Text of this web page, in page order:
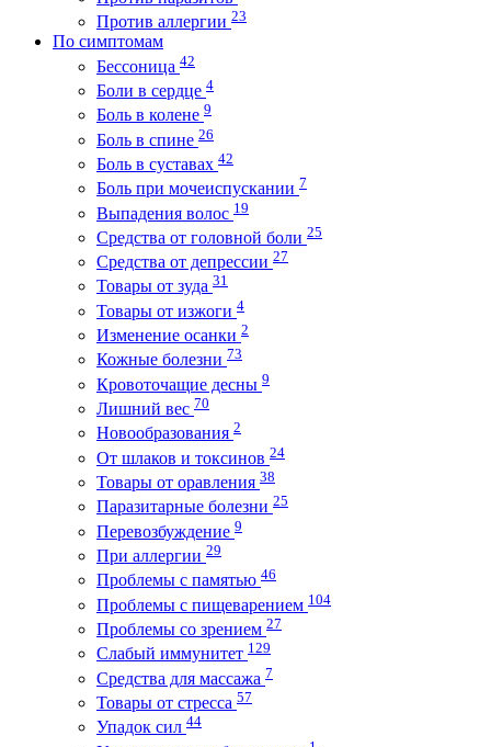
Против аллергии 23
По симптомам
Бессоница 42
Боли в сердце 4
Боль в колене 9
Боль в спине 26
Боль в суставах 42
Боль при мочеиспускании 7
Выпадения волос 19
Средства от головной боли 25
Средства от депрессии 27
Товары от зуда 31
Товары от изжоги 4
Изменение осанки 2
Кожные болезни 73
Кровоточащие десны 9
Лишний вес 70
Новообразования 2
От шлаков и токсинов 24
Товары от оравления 38
Паразитарные болезни 25
Перевозбуждение 9
При аллергии 29
Проблемы с памятью 46
Проблемы с пищеварением 104
Проблемы со зрением 27
Слабый иммунитет 129
Средства для массажа 7
Товары от стресса 57
Упадок сил 44